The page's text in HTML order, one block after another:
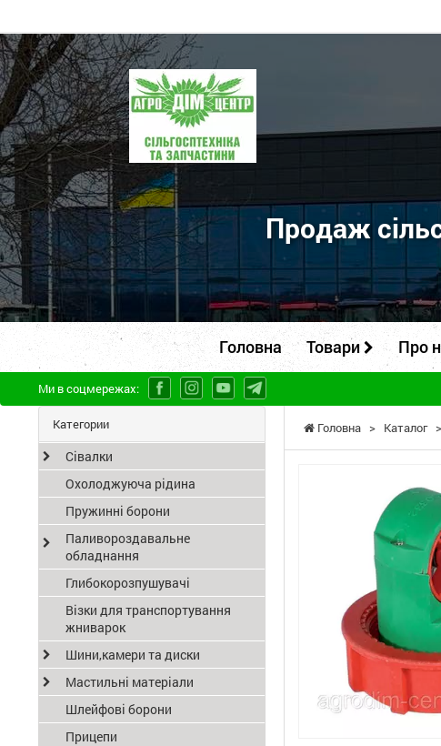
ПП
"Агродім-
центр"
-
продаж
сільськогосподарської
техніки
та
запчастин
Продаж
Головна Товари Про
Ми в соцмережах:
Головна > Каталог >
Категории
Сівалки
Охолоджуюча рідина
Пружинні борони
Паливороздавальне
обладнання
Глибокорозпушувачі
Візки для транспортування
жниварок
Шини,камери та диски
Мастильні матеріали
Шлейфові борони
Прицепи